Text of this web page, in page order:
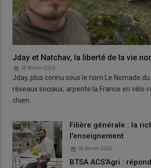
Jday et Natchav, la liberté de la vie
05 février 2026
Jday, plus connu sous le nom Le Nomade
réseaux sociaux, arpente la France en vélo-
chien.
Filière générale : la
l'enseignement
05 février 2026
BTSA ACS'Agri :